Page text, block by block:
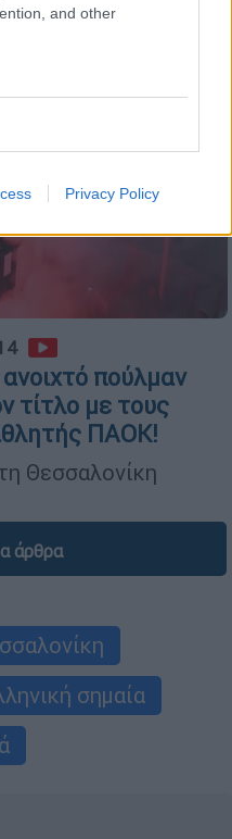
and other
Privacy Policy
πούλμαν
τίτλο με τους
ΠΑΟΚ!
Θεσσαλονίκη
άρθρα
σημαία